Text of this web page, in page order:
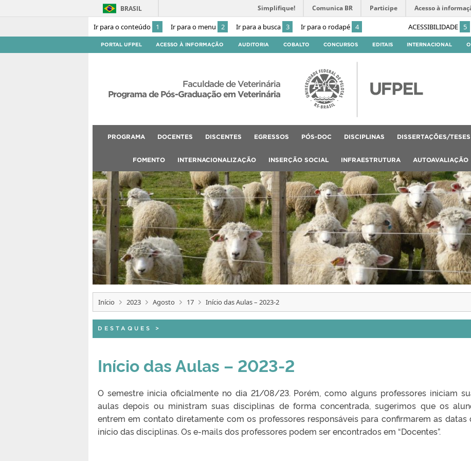
Ir para o conteúdo 1 Ir para o menu 2 Ir para a busca 3 Ir para o rodapé 4 ACESSIBILIDADE 5
BRASIL Simplifique! Comunica BR Participe Acesso à
PORTAL UFPEL ACESSO À INFORMAÇÃO AUDITORIA COBALTO CONCURSOS EDITAIS INTERNACIONAL
Faculdade de Veterinária
Programa de Pós-Graduação em Veterinária
PROGRAMA DOCENTES DISCENTES EGRESSOS PÓS-DOC DISCIPLINAS DISSERTAÇÕES/TESES
FOMENTO INTERNACIONALIZAÇÃO INSERÇÃO SOCIAL INFRAESTRUTURA AUTOAVALIAÇÃO
Início 2023 Agosto 17 Início das Aulas – 2023-2
DESTAQUES >
Início das Aulas – 2023-2
O semestre inicia oficialmente no dia 21/08/23. Porém, como alguns professores iniciam
aulas depois ou ministram suas disciplinas de forma concentrada, sugerimos que os
entrem em contato diretamente com os professores responsáveis para confirmarem as datas
início das disciplinas. Os e-mails dos professores podem ser encontrados em “Docentes”.